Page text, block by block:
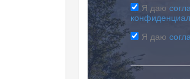
Я даю
Я даю